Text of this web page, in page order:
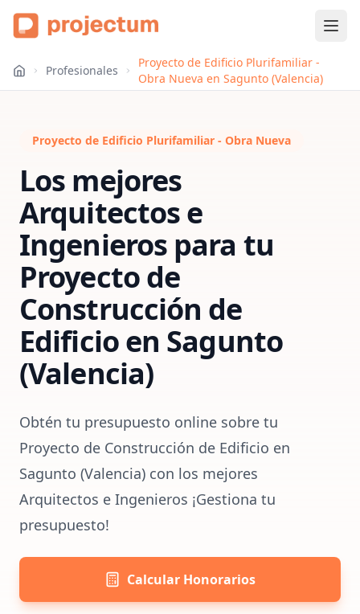
Profesionales
Proyecto de Edificio Plurifamiliar -
Obra Nueva en Sagunto (Valencia)
Proyecto de Edificio Plurifamiliar - Obra Nueva
Los mejores
Arquitectos e
Ingenieros para tu
Proyecto de
Construcción de
Edificioen Sagunto
(Valencia)
Obtén tu presupuesto online sobre tu
Proyecto de Construcción de Edificio en
Sagunto (Valencia) con los mejores
Arquitectos e Ingenieros ¡Gestiona tu
presupuesto!
Calcular Honorarios